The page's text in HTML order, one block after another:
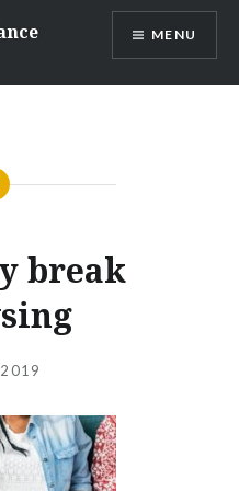
MENU
break